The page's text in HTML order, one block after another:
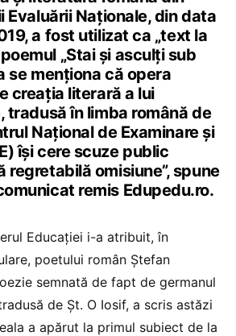
Evaluării Naționale, din data
a fost utilizat ca „text la
„Stai şi asculţi sub
se menționa că opera
creația literară a lui
tradusă în limba română de
Național de Examinare și
își cere scuze public
regretabilă omisiune”, spune
remis Edupedu.ro.
Educației i-a atribuit, în
poetului român Ștefan
semnată de fapt de germanul
de Șt. O Iosif, a scris astăzi
a apărut la primul subiect de la